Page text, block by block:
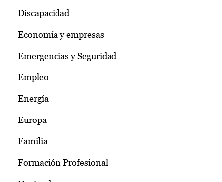
Discapacidad
Economía y empresas
Emergencias y Seguridad
Empleo
Energía
Europa
Familia
Formación Profesional